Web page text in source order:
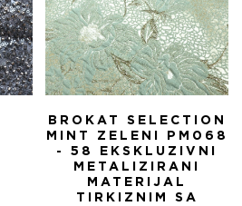
BROKAT SELECTION
MINT ZELENI PM068
- 58 EKSKLUZIVNI
METALIZIRANI
MATERIJAL
TIRKIZNIM SA